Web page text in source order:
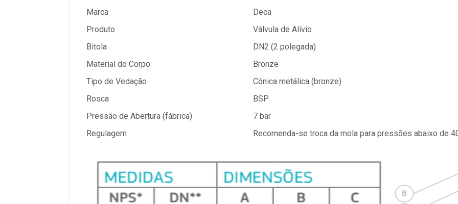
Marca
Deca
Produto
Válvula de Alívio
Bitola
DN2 (2 polegada)
Material do Corpo
Bronze
Tipo de Vedação
Cônica metálica (bronze)
Rosca
BSP
Pressão de Abertura (fábrica)
7 bar
Regulagem
Recomenda-se troca da mola para pressões abaixo de